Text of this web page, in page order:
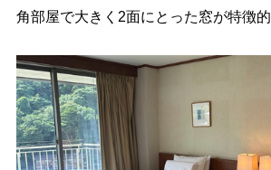
角部屋で大きく2面にとった窓が特徴的